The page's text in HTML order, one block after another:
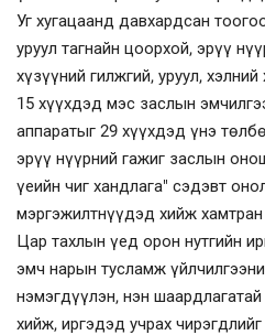
Уг хугацаанд давхардсан
уруул тагнайн цоорхой, эрүү
хүзүүний гилжгий, уруул,
15 хүүхдэд мэс заслын
аппаратыг 29 хүүхдэд үнэ
эрүү нүүрний гажиг заслын
үеийн чиг хандлага" сэдэвт
мэргэжилтнүүдэд хийж
Цар тахлын үед орон нутгийн
эмч нарын тусламж
нэмэгдүүлэн, нэн
хийж, иргэдэд учрах